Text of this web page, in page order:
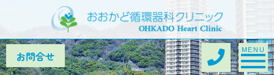
Toggle
MENU